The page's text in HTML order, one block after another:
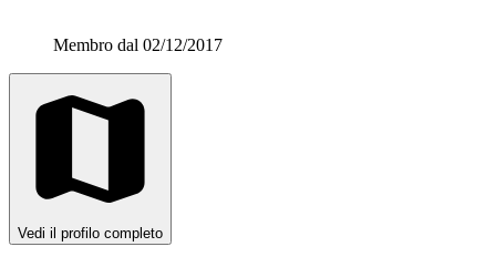
Membro dal 02/12/2017
Vedi il profilo completo